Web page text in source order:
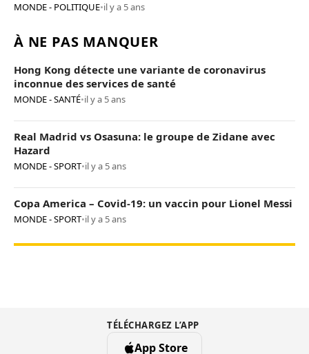
MONDE - POLITIQUE•il y a 5 ans
À NE PAS MANQUER
Hong Kong détecte une variante de coronavirus
inconnue des services de santé
MONDE - SANTÉ•il y a 5 ans
Real Madrid vs Osasuna: le groupe de Zidane avec
Hazard
MONDE - SPORT•il y a 5 ans
Copa America – Covid-19: un vaccin pour Lionel Messi
MONDE - SPORT•il y a 5 ans
TÉLÉCHARGEZ L’APP
App Store